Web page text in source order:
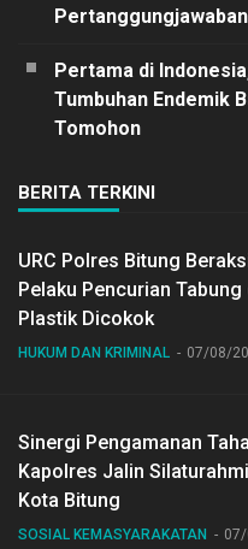
Pertama di
Tumbuhan Endemik
Tomohon
BERITA TERKINI
URC Polres Bitung
Pelaku Pencurian Tabung
Plastik Dicokok
HUKUM DAN KRIMINAL 07/08/
Sinergi Pengamanan
Kapolres Jalin
Kota Bitung
SOSIAL KEMASYARAKATAN